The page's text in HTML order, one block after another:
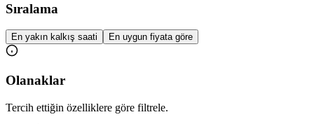
Sıralama
En yakın kalkış saati En uygun fiyata göre
Olanaklar
Tercih ettiğin özelliklere göre filtrele.